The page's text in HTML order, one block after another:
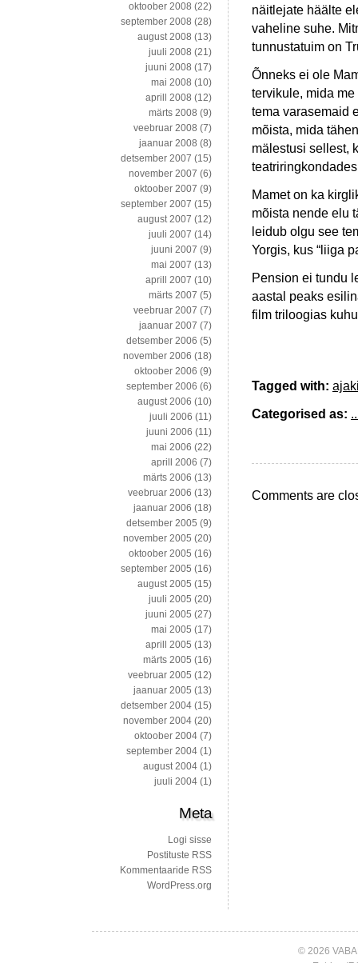
näitlejate häälte
vaheline suhe.
tunnustatuim on
Õnneks ei ole
tervikule, mida
tema varasemaid
mõista, mida
mälestusi sellest,
Mamet on ka
mõista nende elu
leidub olgu see
Yorgis, kus “liiga
Pension ei tundu
aastal peaks
film triloogias
Tagged with:
Categorised as:
Comments are
oktoober 2008 (22)
september 2008 (28)
august 2008 (13)
juuli 2008 (21)
juuni 2008 (17)
mai 2008 (10)
aprill 2008 (12)
märts 2008 (9)
veebruar 2008 (7)
jaanuar 2008 (8)
detsember 2007 (15)
november 2007 (6)
oktoober 2007 (9)
september 2007 (15)
august 2007 (12)
juuli 2007 (14)
juuni 2007 (9)
mai 2007 (13)
aprill 2007 (10)
märts 2007 (5)
veebruar 2007 (7)
jaanuar 2007 (7)
detsember 2006 (5)
november 2006 (18)
oktoober 2006 (9)
september 2006 (6)
august 2006 (10)
juuli 2006 (11)
juuni 2006 (11)
mai 2006 (22)
aprill 2006 (7)
märts 2006 (13)
veebruar 2006 (13)
jaanuar 2006 (18)
detsember 2005 (9)
november 2005 (20)
oktoober 2005 (16)
september 2005 (16)
august 2005 (15)
juuli 2005 (20)
juuni 2005 (27)
mai 2005 (17)
aprill 2005 (13)
märts 2005 (16)
veebruar 2005 (12)
jaanuar 2005 (13)
detsember 2004 (15)
november 2004 (20)
oktoober 2004 (7)
september 2004 (1)
august 2004 (1)
juuli 2004 (1)
Meta
Logi sisse
Postituste RSS
Kommentaaride RSS
WordPress.org
© 2026